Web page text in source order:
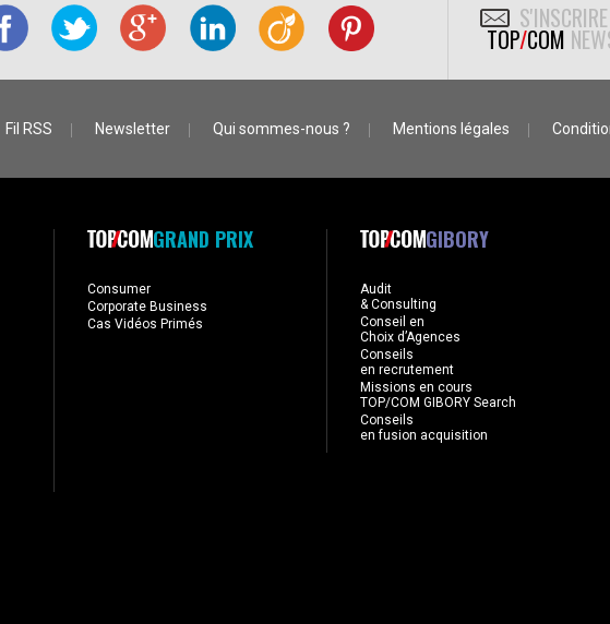
TOP/COM
Fil RSS Newsletter Qui sommes-nous ? Mentions légales
GRAND PRIX
Consumer
Corporate Business
Cas Vidéos Primés
GIBORY
Audit
& Consulting
Conseil en
Choix d’Agences
Conseils
en recrutement
Missions en cours
TOP/COM GIBORY Search
Conseils
en fusion acquisition